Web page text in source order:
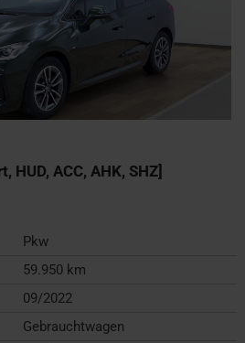
ACC, AHK, SHZ]
Pkw
59.950 km
09/2022
Gebrauchtwagen